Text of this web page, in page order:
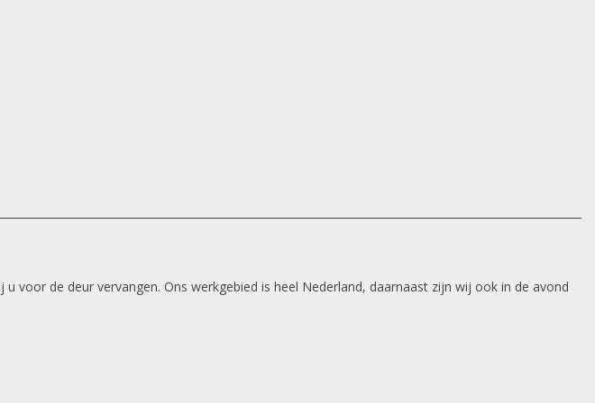
voor de deur vervangen. Ons werkgebied is heel Nederland, daarnaast zijn wij ook in de avond